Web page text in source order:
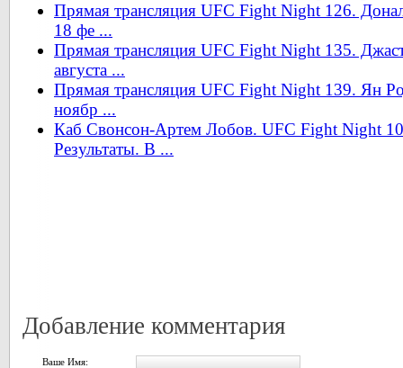
Прямая трансляция UFC Fight Night 126.
18 фе ...
Прямая трансляция UFC Fight Night 135.
августа ...
Прямая трансляция UFC Fight Night 139. Ян
ноябр ...
Каб Свонсон-Артем Лобов. UFC Fight Night
Результаты. В ...
Добавление комментария
Ваше Имя: